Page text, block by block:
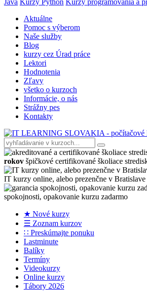
Java Kurzy Python Kurzy programovania a
Aktuálne
Pomoc s výberom
Naše služby
Blog
kurzy cez Úrad práce
Lektori
Hodnotenia
Zľavy
všetko o kurzoch
Informácie, o nás
Strážny pes
Kontakty
rokov špičkové certifikované školiace
IT kurzy online, alebo prezenčne v Bratislave
spokojnosti, opakovanie kurzu zadarmo
★ Nové kurzy
☰ Zoznam kurzov
∷ Preskúmajte ponuku
Lastminute
Balíky
Termíny
Videokurzy
Online kurzy
Tábory 2026